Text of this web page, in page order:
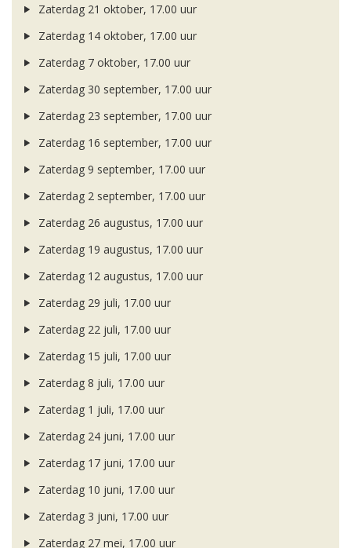
Zaterdag 21 oktober, 17.00 uur
Zaterdag 14 oktober, 17.00 uur
Zaterdag 7 oktober, 17.00 uur
Zaterdag 30 september, 17.00 uur
Zaterdag 23 september, 17.00 uur
Zaterdag 16 september, 17.00 uur
Zaterdag 9 september, 17.00 uur
Zaterdag 2 september, 17.00 uur
Zaterdag 26 augustus, 17.00 uur
Zaterdag 19 augustus, 17.00 uur
Zaterdag 12 augustus, 17.00 uur
Zaterdag 29 juli, 17.00 uur
Zaterdag 22 juli, 17.00 uur
Zaterdag 15 juli, 17.00 uur
Zaterdag 8 juli, 17.00 uur
Zaterdag 1 juli, 17.00 uur
Zaterdag 24 juni, 17.00 uur
Zaterdag 17 juni, 17.00 uur
Zaterdag 10 juni, 17.00 uur
Zaterdag 3 juni, 17.00 uur
Zaterdag 27 mei, 17.00 uur